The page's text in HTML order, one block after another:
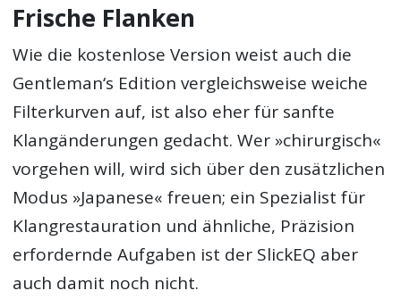
Frische Flanken
Wie die kostenlose Version weist auch die
Gentleman‘s Edition vergleichsweise weiche
Filterkurven auf, ist also eher für sanfte
Klangänderungen gedacht. Wer »chirurgisch«
vorgehen will, wird sich über den zusätzlichen
Modus »Japanese« freuen; ein Spezialist für
Klangrestauration und ähnliche, Präzision
erfordernde Aufgaben ist der SlickEQ aber
auch damit noch nicht.